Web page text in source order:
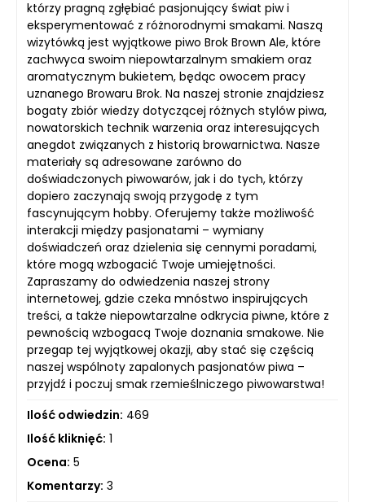
którzy pragną zgłębiać pasjonujący świat piw i
eksperymentować z różnorodnymi smakami. Naszą
wizytówką jest wyjątkowe piwo Brok Brown Ale, które
zachwyca swoim niepowtarzalnym smakiem oraz
aromatycznym bukietem, będąc owocem pracy
uznanego Browaru Brok. Na naszej stronie znajdziesz
bogaty zbiór wiedzy dotyczącej różnych stylów piwa,
nowatorskich technik warzenia oraz interesujących
anegdot związanych z historią browarnictwa. Nasze
materiały są adresowane zarówno do
doświadczonych piwowarów, jak i do tych, którzy
dopiero zaczynają swoją przygodę z tym
fascynującym hobby. Oferujemy także możliwość
interakcji między pasjonatami – wymiany
doświadczeń oraz dzielenia się cennymi poradami,
które mogą wzbogacić Twoje umiejętności.
Zapraszamy do odwiedzenia naszej strony
internetowej, gdzie czeka mnóstwo inspirujących
treści, a także niepowtarzalne odkrycia piwne, które z
pewnością wzbogacą Twoje doznania smakowe. Nie
przegap tej wyjątkowej okazji, aby stać się częścią
naszej wspólnoty zapalonych pasjonatów piwa –
przyjdź i poczuj smak rzemieślniczego piwowarstwa!
Ilość odwiedzin: 469
Ilość kliknięć: 1
Ocena: 5
Komentarzy: 3